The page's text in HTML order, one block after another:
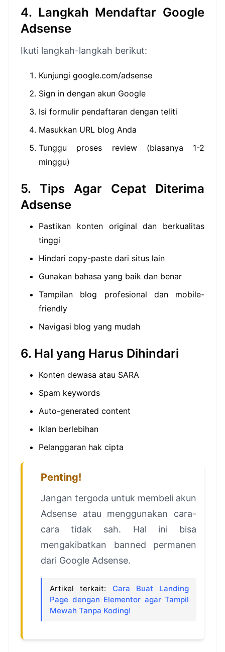
4. Langkah Mendaftar Google
Adsense
Ikuti langkah-langkah berikut:
Kunjungi google.com/adsense
Sign in dengan akun Google
Isi formulir pendaftaran dengan teliti
Masukkan URL blog Anda
Tunggu proses review (biasanya 1-2
minggu)
5. Tips Agar Cepat Diterima
Adsense
Pastikan konten original dan berkualitas
tinggi
Hindari copy-paste dari situs lain
Gunakan bahasa yang baik dan benar
Tampilan blog profesional dan mobile-
friendly
Navigasi blog yang mudah
6. Hal yang Harus Dihindari
Konten dewasa atau SARA
Spam keywords
Auto-generated content
Iklan berlebihan
Pelanggaran hak cipta
Penting!
Jangan tergoda untuk membeli akun
Adsense atau menggunakan cara-
cara tidak sah. Hal ini bisa
mengakibatkan banned permanen
dari Google Adsense.
Artikel terkait: Cara Buat Landing
Page dengan Elementor agar Tampil
Mewah Tanpa Koding!